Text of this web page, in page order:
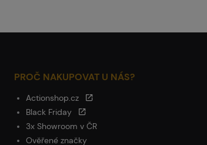
PROČ NAKUPOVAT U NÁS?
Actionshop.cz
Black Friday
3x Showroom v ČR
Ověřené značky